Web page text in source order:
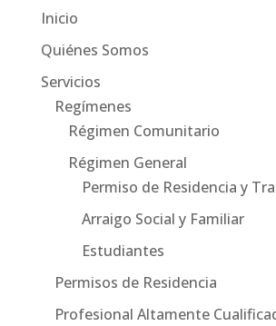
Inicio
Quiénes Somos
Servicios
Regímenes
Régimen Comunitario
Régimen General
Permiso de Residencia y
Arraigo Social y Familiar
Estudiantes
Permisos de Residencia
Profesional Altamente